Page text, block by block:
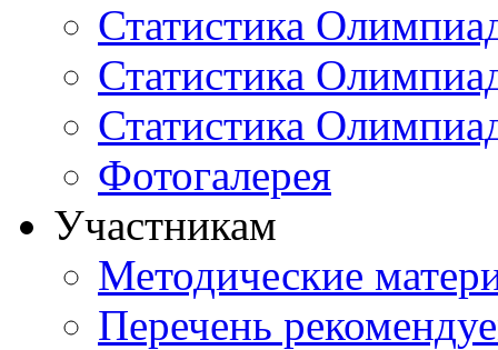
Статистика
Статистика
Статистика
Фотогалерея
Участникам
Методические
Перечень